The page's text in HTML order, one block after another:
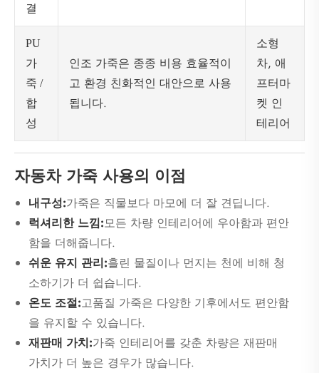
결
PU
가
죽 /
합
성
인조 가죽은 종종 비용 효율적이
고 환경 친화적인 대안으로 사용
됩니다.
소형
차, 애
프터마
켓 인
테리어
자동차 가죽 사용의 이점
내구성:가죽은 직물보다 마모에 더 잘 견딥니다.
럭셔리한 느낌:모든 차량 인테리어에 우아함과 편안
함을 더해줍니다.
쉬운 유지 관리:흘린 물질이나 먼지는 천에 비해 청
소하기가 더 쉽습니다.
온도 조절:고품질 가죽은 다양한 기후에서도 편안함
을 유지할 수 있습니다.
재판매 가치:가죽 인테리어를 갖춘 차량은 재판매
가치가 더 높은 경우가 많습니다.